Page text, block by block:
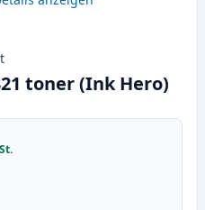
toner (Ink Hero)